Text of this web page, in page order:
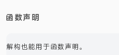
函数声明
解构也能用于函数声明。